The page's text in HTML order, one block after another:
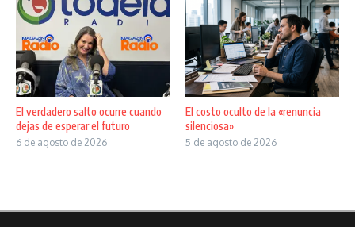
El verdadero salto ocurre cuando
dejas de esperar el futuro
6 de agosto de 2026
El costo oculto de la «renuncia
silenciosa»
5 de agosto de 2026